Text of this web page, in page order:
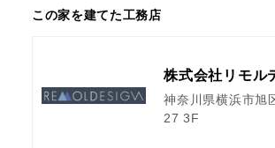
この家を建てた工務店
株式会社リモル
神奈川県横浜市旭
27 3F